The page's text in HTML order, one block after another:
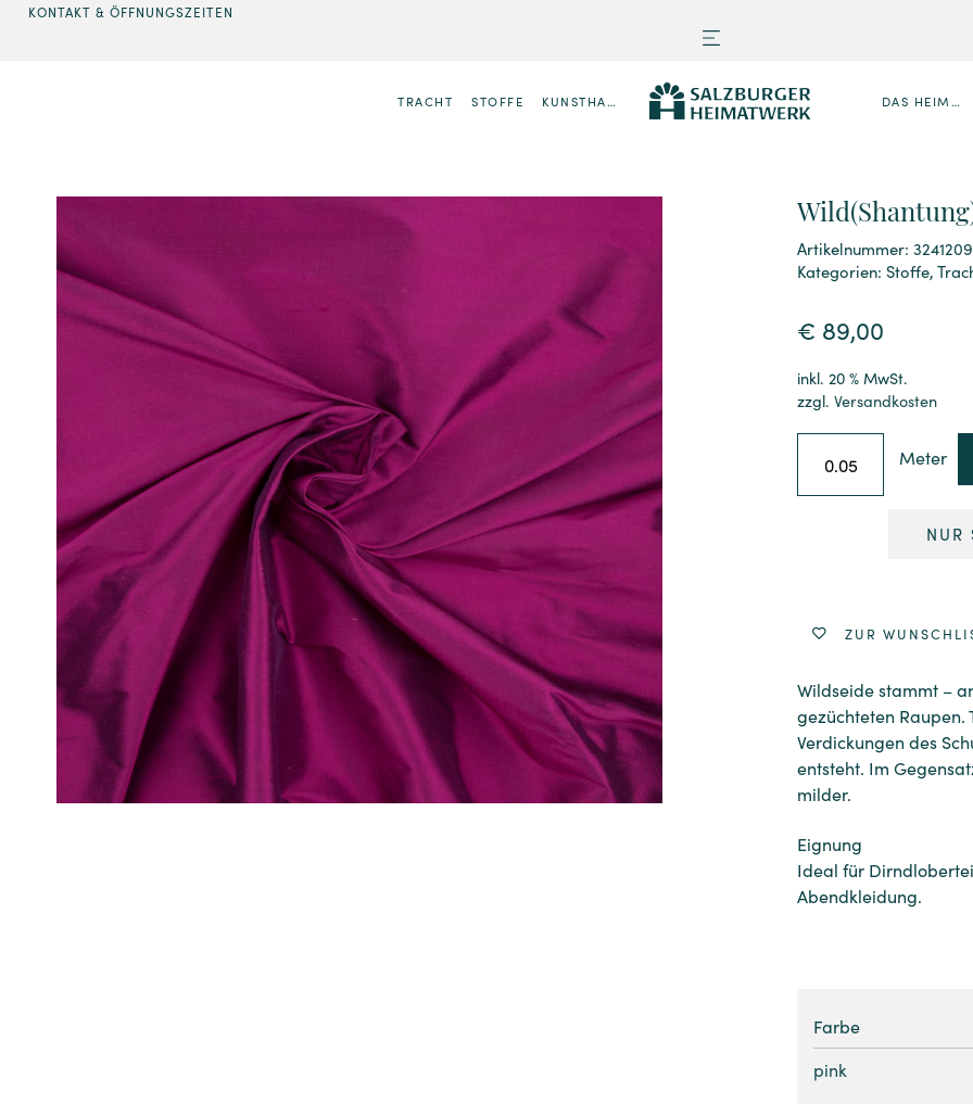
KONTAKT & ÖFFNUNGSZEITEN
TRACHT STOFFE KUNSTHANDWERK DAS HEIMATWERK
Artikelnummer:
Kategorien:Stoffe,
€ 89,00
inkl. 20 % MwSt.
zzgl.Versandkosten
Meter
NUR
ZUR
Wildseide stammt –
gezüchteten
Verdickungen des
entsteht. Im
milder.
Eignung
Ideal für
Abendkleidung.
Farbe
pink